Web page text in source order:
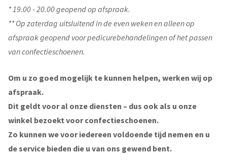
* 19.00 - 20.00 geopend op afspraak.
** Op zaterdag uitsluitend in de even weken en alleen op
afspraak geopend voor pedicurebehandelingen of het passen
van confectieschoenen.
Om u zo goed mogelijk te kunnen helpen, werken wij op
afspraak.
Dit geldt voor al onze diensten – dus ook als u onze
winkel bezoekt voor confectieschoenen.
Zo kunnen we voor iedereen voldoende tijd nemen en u
de service bieden die u van ons gewend bent.